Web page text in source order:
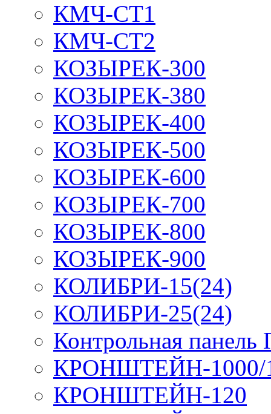
КМЧ-СТ1
КМЧ-СТ2
КОЗЫРЕК-300
КОЗЫРЕК-380
КОЗЫРЕК-400
КОЗЫРЕК-500
КОЗЫРЕК-600
КОЗЫРЕК-700
КОЗЫРЕК-800
КОЗЫРЕК-900
КОЛИБРИ-15(24)
КОЛИБРИ-25(24)
Контрольная
КРОНШТЕЙН-1000/
КРОНШТЕЙН-120